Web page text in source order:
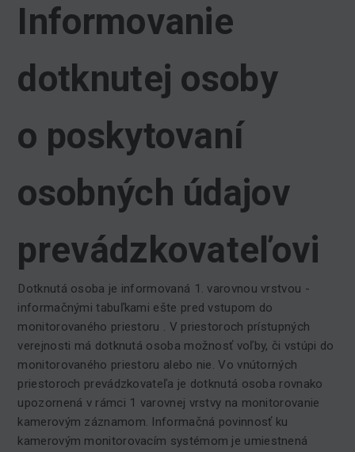
Informovanie
dotknutej osoby
o poskytovaní
osobných údajov
prevádzkovateľovi
Dotknutá osoba je informovaná 1. varovnou vrstvou -
informačnými tabuľkami ešte pred vstupom do
monitorovaného priestoru . V priestoroch prístupných
verejnosti má dotknutá osoba možnosť voľby, či vstúpi do
monitorovaného priestoru alebo nie. Vo vnútorných
priestoroch prevádzkovateľa je dotknutá osoba rovnako
upozornená v rámci 1 varovnej vrstvy na monitorovanie
kamerovým záznamom. Informačná povinnosť ku
kamerovým monitorovacím systémom je umiestnená